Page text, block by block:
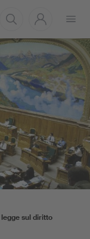
sul diritto